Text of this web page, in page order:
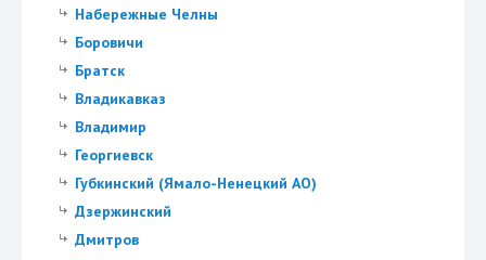
Набережные Челны
Боровичи
Братск
Владикавказ
Владимир
Георгиевск
Губкинский (Ямало-Ненецкий АО)
Дзержинский
Дмитров